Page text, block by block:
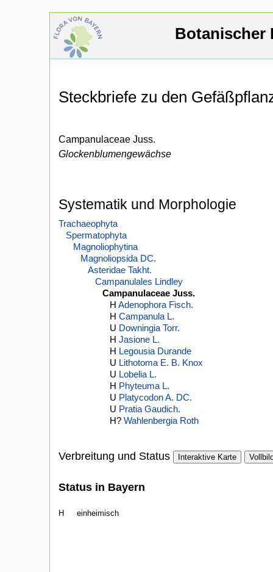
Botanischer
Steckbriefe zu den
Campanulaceae Juss.
Glockenblumengewächse
Systematik und Morphologie
Trachaeophyta
Spermatophyta
Magnoliophytina
Magnoliopsida DC.
Asteridae Takht.
Campanulales Lindley
Campanulaceae Juss.
H Adenophora Fisch.
H Campanula L.
U Downingia Torr.
H Jasione L.
H Legousia Durande
U Lithotoma E. B. Knox
U Lobelia L.
H Phyteuma L.
U Platycodon A. DC.
U Pratia Gaudich.
H? Wahlenbergia Roth
Verbreitung und Status Interaktive Karte
Status in Bayern
H einheimisch